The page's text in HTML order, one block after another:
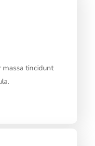
massa tincidunt